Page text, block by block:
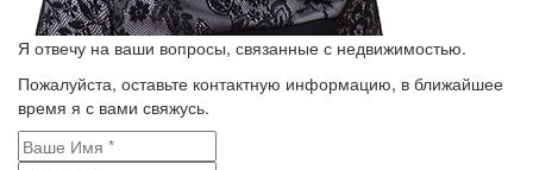
Я отвечу на ваши вопросы, связанные с недвижимостью.
Пожалуйста, оставьте контактную информацию, в ближайшее
время я с вами свяжусь.